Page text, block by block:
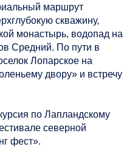
маршрут
скважину,
монастырь, водопад на
Средний. По пути в
Лопарское на
двору» и встречу
по Лапландскому
северной
фест».